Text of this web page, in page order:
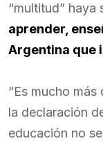
“multitud” haya
aprender,
Argentina que
“Es mucho
la declaración
educación no